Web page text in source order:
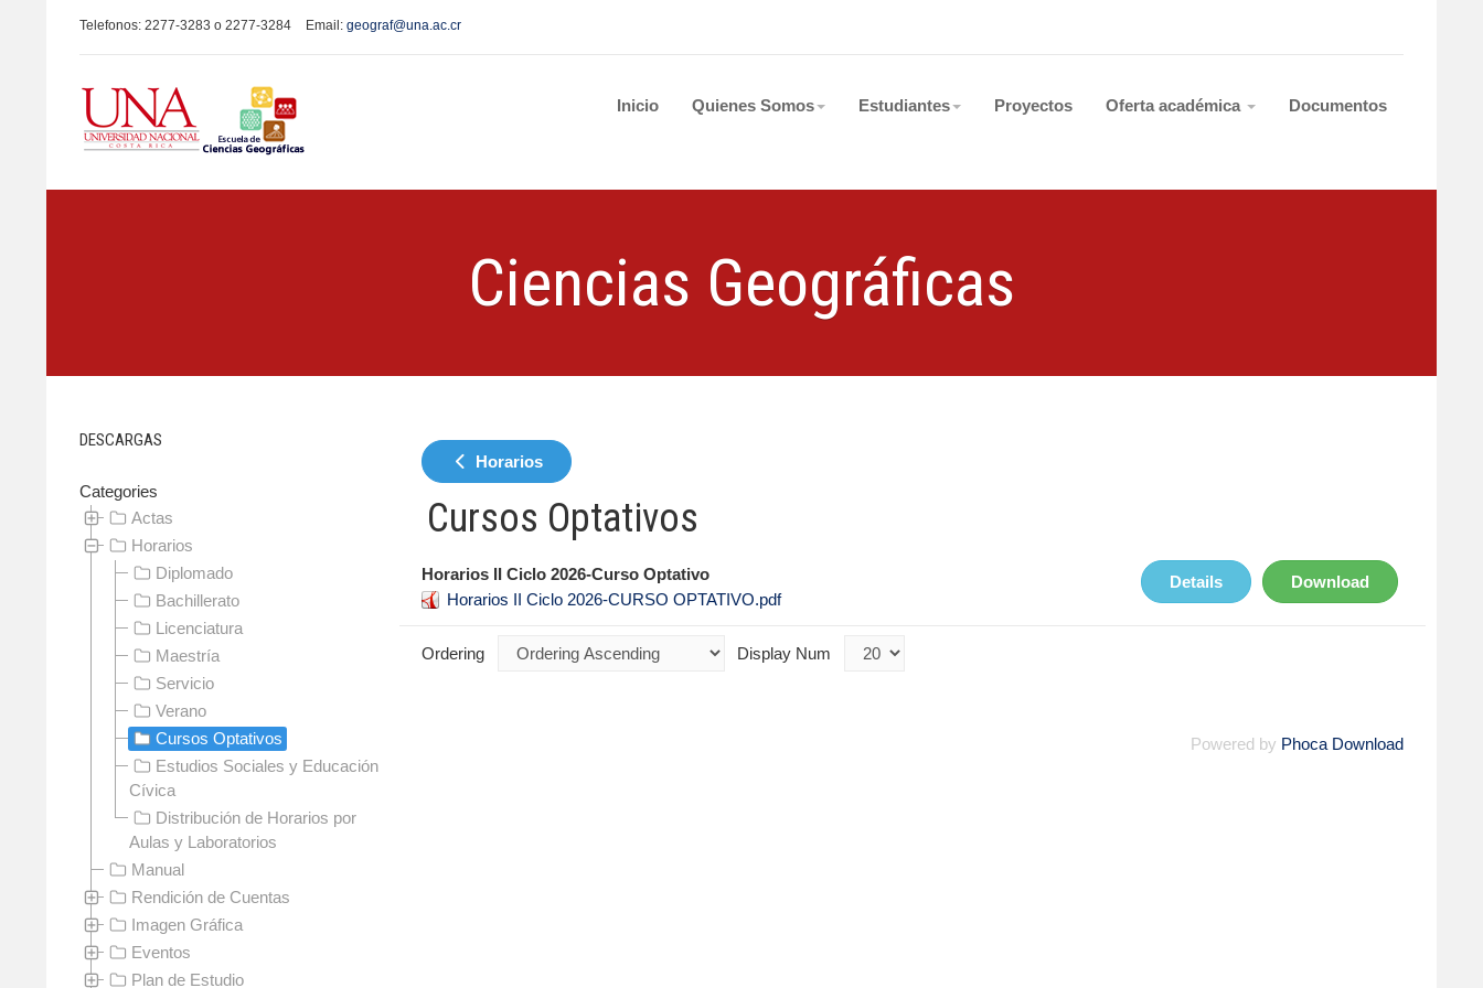
Telefonos: 2277-3283 o 2277-3284 Email: geograf@una.ac.cr
Inicio Quienes Somos Estudiantes Proyectos Oferta académica Documentos
Ciencias Geográficas
Horarios
Cursos Optativos
Horarios II Ciclo 2026-Curso Optativo
Horarios II Ciclo 2026-CURSO OPTATIVO.pdf
Download
Details
Ordering Display Num
Powered by Phoca Download
DESCARGAS
Categories
Actas
Horarios
Diplomado
Bachillerato
Licenciatura
Maestría
Servicio
Verano
Cursos Optativos
Estudios Sociales y Educación
Cívica
Distribución de Horarios por
Aulas y Laboratorios
Manual
Rendición de Cuentas
Imagen Gráfica
Eventos
Plan de Estudio